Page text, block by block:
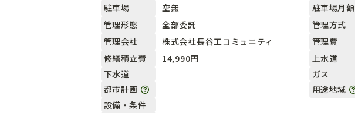
駐車場
空無
駐車場月額
管理形態
全部委託 管理方式
管理会社
株式会社長谷工コミュニティ 管理費
修繕積立費
14,990円
上水道
下水道
ガス
都市計画
用途地域
設備・条件